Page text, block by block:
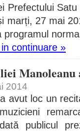
Prefectului
marți, 27 mai
continuare »
Manoleanu
2014
avut loc un
publicul